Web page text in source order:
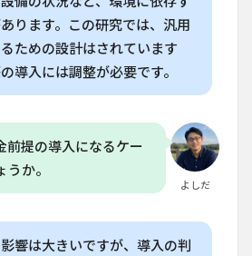
ります。この研究では、汎用
ための設計はされています
導入には調整が必要です。
よしだ
前提の導入になるケー
か。
響は大きいですが、導入の判